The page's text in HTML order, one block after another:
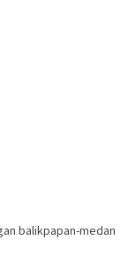
balikpapan-medan